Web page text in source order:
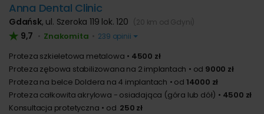
Anna Dental Clinic
Gdańsk, ul. Szeroka 119 lok. 120 (20 km od Gdyni)
9,7 • Znakomita • 239 opinii
Proteza szkieletowa metalowa
4500 zł
Proteza zębowa stabilizowana na 2 implantach
od 9000 zł
Proteza na belce Doldera na 4 implantach
od 14000 zł
Proteza całkowita akrylowa - osiadająca (góra lub dół)
4500 zł
Konsultacja protetyczna
od 250 zł